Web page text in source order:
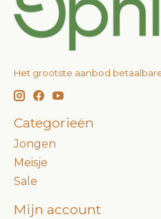
Het grootste aanbod
Categorieën
Jongen
Meisje
Sale
Mijn account